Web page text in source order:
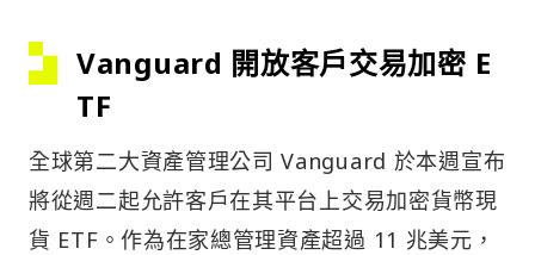
Vanguard 開放客戶交易加密 E
TF
全球第二大資產管理公司 Vanguard 於本週宣布
將從週二起允許客戶在其平台上交易加密貨幣現
貨 ETF。作為在家總管理資產超過 11 兆美元，